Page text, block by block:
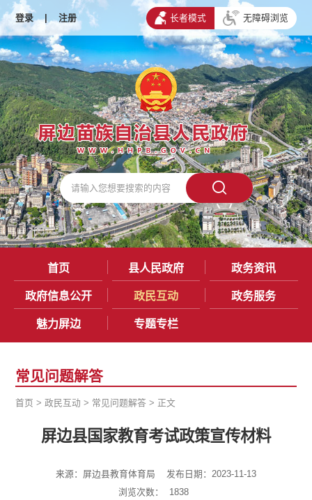
登录 | 注册 长者模式 无障碍浏览
首页 县人民政府 政务资讯
政府信息公开 政民互动 政务服务
魅力屏边 专题专栏
常见问题解答
首页 >政民互动 > 常见问题解答 > 正文
屏边县国家教育考试政策宣传材料
来源：屏边县教育体育局
发布日期：2023-11-13
浏览次数：
1838